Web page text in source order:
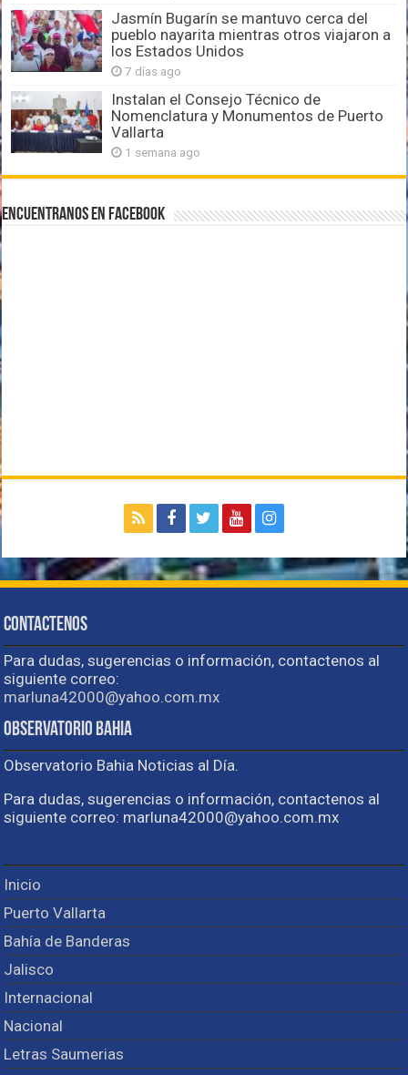
Jasmín Bugarín se mantuvo cerca del
pueblo nayarita mientras otros viajaron a
los Estados Unidos
7 días ago
Instalan el Consejo Técnico de
Nomenclatura y Monumentos de Puerto
Vallarta
1 semana ago
Encuentranos en Facebook
Contactenos
Para dudas, sugerencias o información, contactenos al
siguiente correo:
marluna42000@yahoo.com.mx
Observatorio Bahia
Observatorio Bahia Noticias al Día.
Para dudas, sugerencias o información, contactenos al
siguiente correo: marluna42000@yahoo.com.mx
Inicio
Puerto Vallarta
Bahía de Banderas
Jalisco
Internacional
Nacional
Letras Saumerias